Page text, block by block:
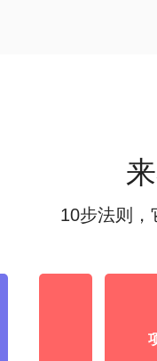
10步法则，